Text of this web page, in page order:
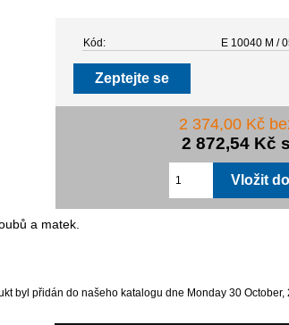
Kód: E 10040 M /
Zeptejte se
2 374,00 Kč
2 872,54 Kč
a matek.
byl přidán do našeho katalogu dne Monday 30 October,